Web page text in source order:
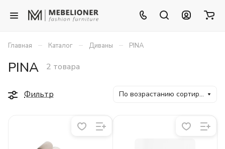
Главная – Каталог – Диваны – PINA
PINA 2 товара
Фильтр По возрастанию сортировки